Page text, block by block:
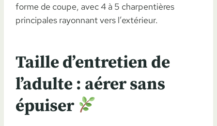
forme de coupe, avec 4 à 5 charpentières
principales rayonnant vers l’extérieur.
Taille d’entretien de
l’adulte : aérer sans
épuiser